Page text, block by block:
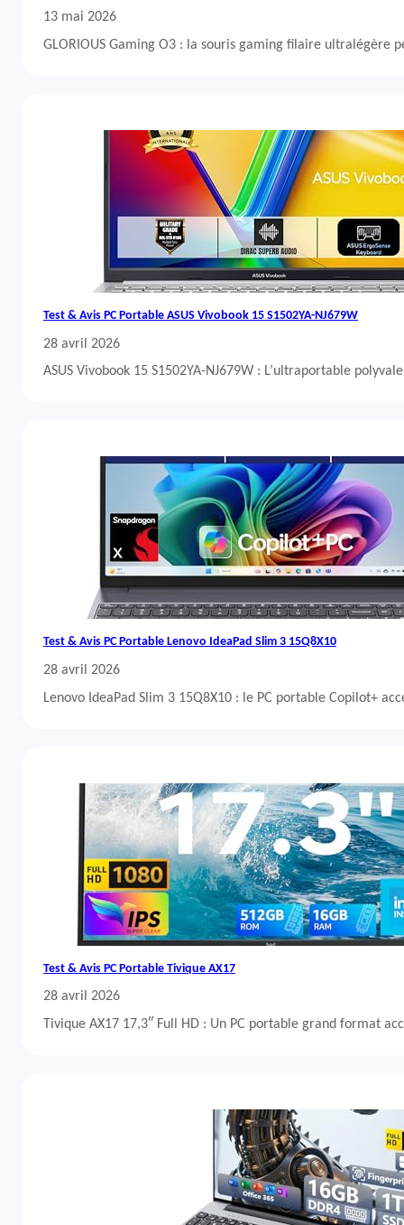
13 mai 2026
GLORIOUS Gaming O3 : la souris gaming filaire ultralégère
Test & Avis PC Portable ASUS Vivobook 15 S1502YA-NJ679W
28 avril 2026
ASUS Vivobook 15 S1502YA-NJ679W : L’ultraportable
Test & Avis PC Portable Lenovo IdeaPad Slim 3 15Q8X10
28 avril 2026
Lenovo IdeaPad Slim 3 15Q8X10 : le PC portable Copilot+
Test & Avis PC Portable Tivique AX17
28 avril 2026
Tivique AX17 17,3″ Full HD : Un PC portable grand format